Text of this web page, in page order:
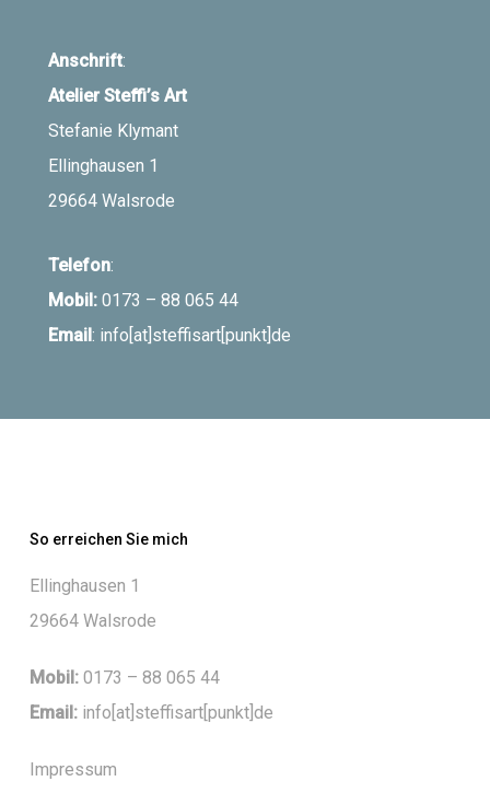
Anschrift:
Atelier Steffi’s Art
Stefanie Klymant
Ellinghausen 1
29664 Walsrode
Telefon:
Mobil:0173 – 88 065 44
Email : info[at]steffisart[punkt]de
So erreichen Sie mich
Ellinghausen 1
29664 Walsrode
Mobil:0173 – 88 065 44
Email:info[at]steffisart[punkt]de
Impressum